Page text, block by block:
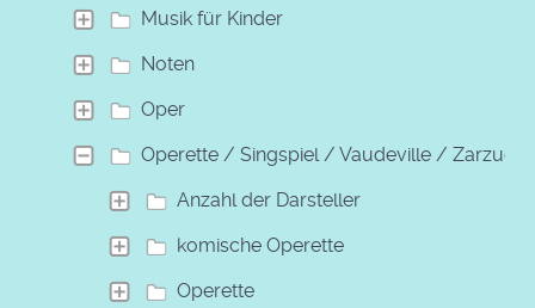
Musik für Kinder
Noten
Oper
Operette / Singspiel / Vaudeville / Zarzuela
Anzahl der Darsteller
komische Operette
Operette